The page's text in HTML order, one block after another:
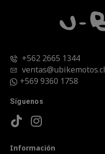
+562 2665 1344
ventas@ubikemotos.cl
+569 9360 1758
Síguenos
Información